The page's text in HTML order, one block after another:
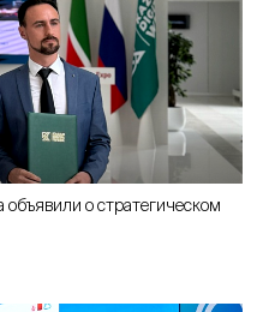
о стратегическом